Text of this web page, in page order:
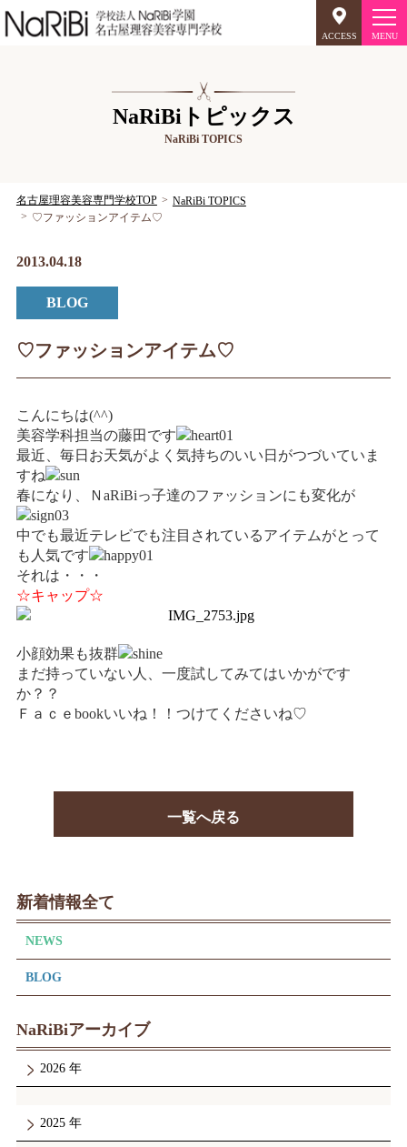
ACCESS
オープンキャンパス
NaRiBiのミリョク
キャンパスライフ
就職について
情報公開
学生・保護者向け
一般サロン向け
後援会向け
学校情報
よくある質問
サイトマップ
お問合わせ 資料請求
NaRiBiトピックス
NaRiBi TOPICS
名古屋理容美容専門学校TOP
NaRiBi TOPICS
♡ファッションアイテム♡
2013.04.18
BLOG
♡ファッションアイテム♡
こんにちは(^^)
美容学科担当の藤田です
最近、毎日お天気がよく気持ちのいい日がつづいていま
すね
春になり、ＮaRiBiっ子達のファッションにも変化が
中でも最近テレビでも注目されているアイテムがとって
も人気です
それは・・・
☆キャップ☆
小顔効果も抜群
まだ持っていない人、一度試してみてはいかがです
か？？
Ｆａｃｅbookいいね！！つけてくださいね♡
一覧へ戻る
新着情報全て
NEWS
BLOG
NaRiBiアーカイブ
2026
2025